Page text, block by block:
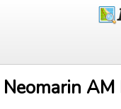
Neomarin AM